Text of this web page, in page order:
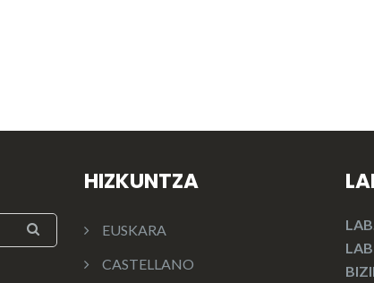
HIZKUNTZA
EUSKARA
CASTELLANO